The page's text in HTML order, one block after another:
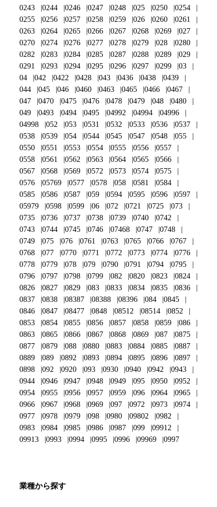
0243
0244 0246 0247 0248 025 0250
0254
0255
0256 0257 0258 0259 026 0260
0261
0263
0264 0265 0266 0267 0268 0269
027
0270
0274 0276 0277 0278 0279 028
0280
0282
0283 0284 0285 0287 0288 0289
029
0291
0293 0294 0295 0296 0297 0299
03
04
042 0422 0428 043 0436 0438
0439
044
045 046 0460 0463 0465 0466
0467
047
0470 0475 0476 0478 0479 048
0480
049
0493 0494 0495 04992 04994
04996
04998
052 053 0531 0532 0533 0536
0537
0538
0539 054 0544 0545 0547 0548
055
0550
0551 0553 0554 0555 0556
0557
0558
0561 0562 0563 0564 0565
0566
0567
0568 0569 0572 0573 0574
0575
0576
05769 0577 0578 058 0581
0584
0585
0586 0587 059 0594 0595 0596
0597
05979
0598 0599 06 072 0721 0725
073
0735
0736 0737 0738 0739 0740
0742
0743
0744 0745 0746 07468 0747
0748
0749
075 076 0761 0763 0765 0766
0767
0768
077 0770 0771 0772 0773 0774
0776
0778
0779 078 079 0790 0791 0794
0795
0796
0797 0798 0799 082 0820 0823
0824
0826
0827 0829 083 0833 0834 0835
0836
0837
0838 08387 08388 08396 084
0845
0846
0847 08477 0848 08512 08514
0852
0853
0854 0855 0856 0857 0858 0859
086
0863
0865 0866 0867 0868 0869 087
0875
0877
0879 088 0880 0883 0884 0885
0887
0889
089 0892 0893 0894 0895 0896
0897
0898
092 0920 093 0930 0940 0942
0943
0944
0946 0947 0948 0949 095 0950
0952
0954
0955 0956 0957 0959 096 0964
0965
0966
0967 0968 0969 097 0972 0973
0974
0977
0978 0979 098 0980 09802
0982
0983
0984 0985 0986 0987 099
09912
09913
0993 0994 0995 0996 09969 0997
業種から探す